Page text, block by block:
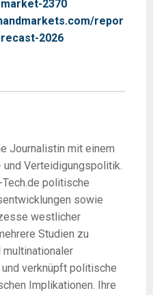
2370
repor
2026
Journalistin mit einem
und Verteidigungspolitik.
politische
sowie
westlicher
Studien zu
verknüpft politische
Implikationen. Ihre